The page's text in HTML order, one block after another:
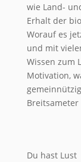
wie Land-
Erhalt der
Worauf es
und mit
Wissen zum
Motivation,
Breitsameter
Du hast Lust